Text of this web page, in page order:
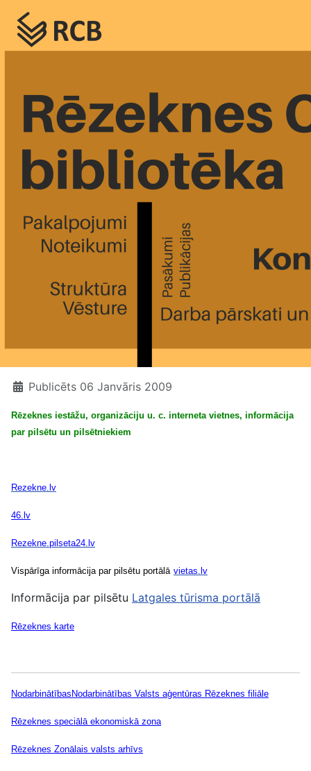
Publicēts 06 Janvāris 2009
Rēzeknes iestāžu, organizāciju u. c. interneta vietnes, informācija
par pilsētu un pilsētniekiem
Rezekne.lv
46.lv
Rezekne.pilseta24.lv
Vispārīga informācija par pilsētu portālā vietas.lv
Informācija par pilsētu Latgales tūrisma portālā
Rēzeknes karte
Nodarbinātības Nodarbinātības Valsts aģentūras Rēzeknes filiāle
Rēzeknes speciālā ekonomiskā zona
Rēzeknes Zonālais valsts arhīvs